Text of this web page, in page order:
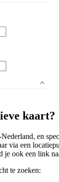
kaart?
en
via een
ook een link
te zoeken: